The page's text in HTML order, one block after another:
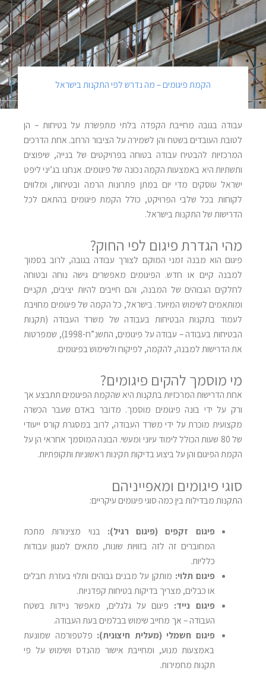
הקמת פיגומים – מה נדרש לפי התקנות בישראל
עבודה בגובה מחייבת הקפדה בלתי מתפשרת על בטיחות – הן
לטובת העובדים בשטח והן לשמירה על הציבור הרחב. אחת הדרכים
המרכזיות להבטיח עבודה בטוחה בפרויקטים של בנייה, שיפוצים
ותשתיות היא באמצעות הקמה נכונה של פיגומים. אנחנו בג’יני ליפט
ישראל עוסקים מדי יום במתן פתרונות הרמה ובטיחות, ומלווים
לקוחות בכל שלבי הפרויקט, כולל הקמת פיגומים בהתאם לכל
הדרישות של התקנות בישראל.
מהי הגדרת פיגום לפי החוק?
פיגום הוא מבנה זמני המוקם לצורך עבודה בגובה, לרוב בסמוך
למבנה קיים או חדש. הפיגומים מאפשרים גישה נוחה ובטוחה
לחלקים הגבוהים של המבנה, והם חייבים להיות יציבים, תקניים
ומותאמים לשימוש המיועד. בישראל, כל הקמה של פיגומים מחויבת
לעמוד בתקנות הבטיחות בעבודה של משרד העבודה (תקנות
הבטיחות בעבודה – עבודה על פיגומים, התשנ”ח-1998), שמפרטות
את הדרישות למבנה, להקמה, לפיקוח ולשימוש בפיגומים.
מי מוסמך להקים פיגומים?
אחת הדרישות המרכזיות בתקנות היא שהקמת הפיגומים תתבצע אך
ורק על ידי בונה פיגומים מוסמך. מדובר באדם שעבר הכשרה
מקצועית מוכרת על ידי משרד העבודה, לרוב במסגרת קורס ייעודי
של 80 שעות הכולל לימוד עיוני ומעשי. הבונה המוסמך אחראי הן על
הקמת הפיגום והן על ביצוע בדיקות תקינות ראשוניות ותקופתיות.
סוגי פיגומים ומאפייניהם
התקנות מבדילות בין כמה סוגי פיגומים עיקריים:
פיגום זקפים (פיגום רגיל): בנוי מצינורות מתכת
המחוברים זה לזה בזוויות שונות, מתאים למגוון עבודות
כלליות.
פיגום תלוי: מותקן על מבנים גבוהים ותלוי בעזרת חבלים
או כבלים, מצריך בדיקות בטיחות קפדניות.
פיגום נייד: פיגום על גלגלים, מאפשר ניידות בשטח
העבודה – אך מחייב שימוש בבלמים בעת העבודה.
פיגום חשמלי (מעלית חיצונית): פלטפורמה שמונעת
באמצעות מנוע, ומחייבת אישור מהנדס ושימוש על פי
תקנות מחמירות.